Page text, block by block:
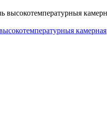
камерная